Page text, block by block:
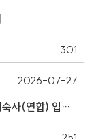
301
2026학년도 2학기 한국사학진흥재단 행복기숙사(연합) 입주생 정기모집 안내
2026-07-27